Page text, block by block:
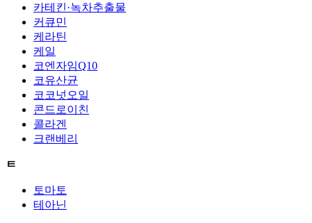
카테킨·녹차추출물
커큐민
케라틴
케일
코엔자임Q10
코유산균
코코넛오일
콘드로이친
콜라겐
크랜베리
ㅌ
토마토
테아닌